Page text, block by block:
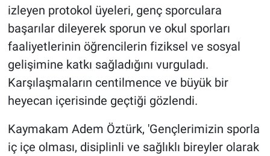
izleyen protokol üyeleri, genç sporculara
başarılar dileyerek sporun ve okul sporları
faaliyetlerinin öğrencilerin fiziksel ve sosyal
gelişimine katkı sağladığını vurguladı.
Karşılaşmaların centilmence ve büyük bir
heyecan içerisinde geçtiği gözlendi.
Kaymakam Adem Öztürk, 'Gençlerimizin sporla
iç içe olması, disiplinli ve sağlıklı bireyler olarak